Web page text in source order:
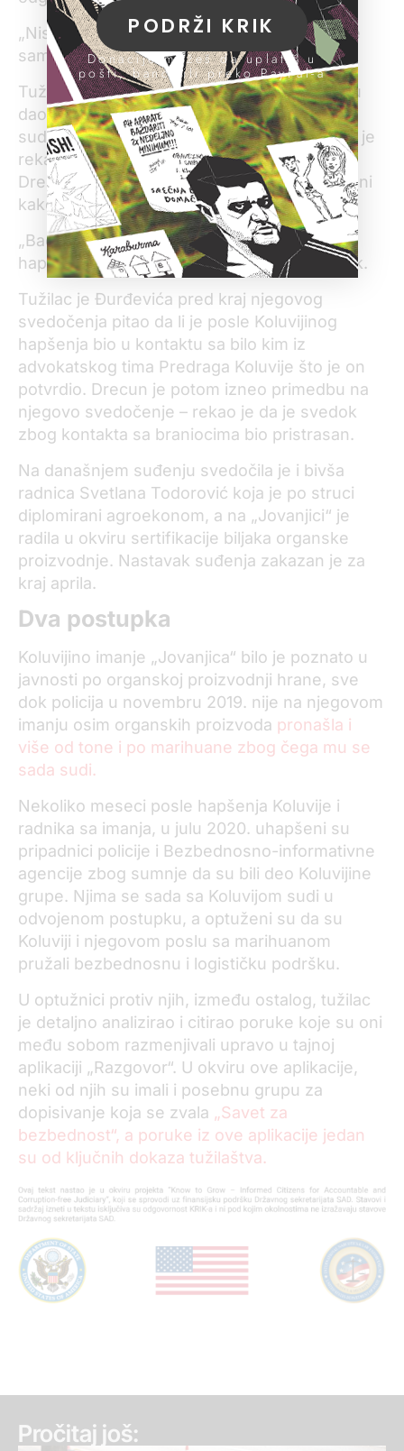
„Nisam ga koristio, dete ga je koristilo, posle
sam ga bacio“.
Tužilac je pitao svedoka zbog čega je detetu
dao telefon koji košta oko 800 dolara, ali je
sudija Zoran Ganić zabranio pitanje jer, kako je
rekao, izlazi iz okvira sudskog predmeta.
Drecun je potom tražio od svedoka da objasni
kako je i kada je bacio telefon.
„Bacio sam ga posle oko godinu dana od
hapšenja. Rasklopio i bacio“, rekao je svedok.
Tužilac je Đurđevića pred kraj njegovog
svedočenja pitao da li je posle Koluvijinog
hapšenja bio u kontaktu sa bilo kim iz
advokatskog tima Predraga Koluvije što je on
potvrdio. Drecun je potom izneo primedbu na
njegovo svedočenje – rekao je da je svedok
zbog kontakta sa braniocima bio pristrasan.
Na današnjem suđenju svedočila je i bivša
radnica Svetlana Todorović koja je po struci
diplomirani agroekonom, a na „Jovanjici“ je
radila u okviru sertifikacije biljaka organske
proizvodnje. Nastavak suđenja zakazan je za
kraj aprila.
Dva postupka
Koluvijino imanje „Jovanjica“ bilo je poznato u
javnosti po organskoj proizvodnji hrane, sve
dok policija u novembru 2019. nije na njegovom
imanju osim organskih proizvoda pronašla i
više od tone i po marihuane zbog čega mu se
sada sudi.
Nekoliko meseci posle hapšenja Koluvije i
radnika sa imanja, u julu 2020. uhapšeni su
pripadnici policije i Bezbednosno-informativne
agencije zbog sumnje da su bili deo Koluvijine
grupe. Njima se sada sa Koluvijom sudi u
odvojenom postupku, a optuženi su da su
Koluviji i njegovom poslu sa marihuanom
pružali bezbednosnu i logističku podršku.
U optužnici protiv njih, između ostalog, tužilac
je detaljno analizirao i citirao poruke koje su oni
među sobom razmenjivali upravo u tajnoj
aplikaciji „Razgovor“. U okviru ove aplikacije,
neki od njih su imali i posebnu grupu za
dopisivanje koja se zvala „Savet za
bezbednost“, a poruke iz ove aplikacije jedan
su od ključnih dokaza tužilaštva.
Pročitaj još:
PODRŽI KRIK
Donacije možeš da uplatiš u
pošti, banci ili preko PayPal-a